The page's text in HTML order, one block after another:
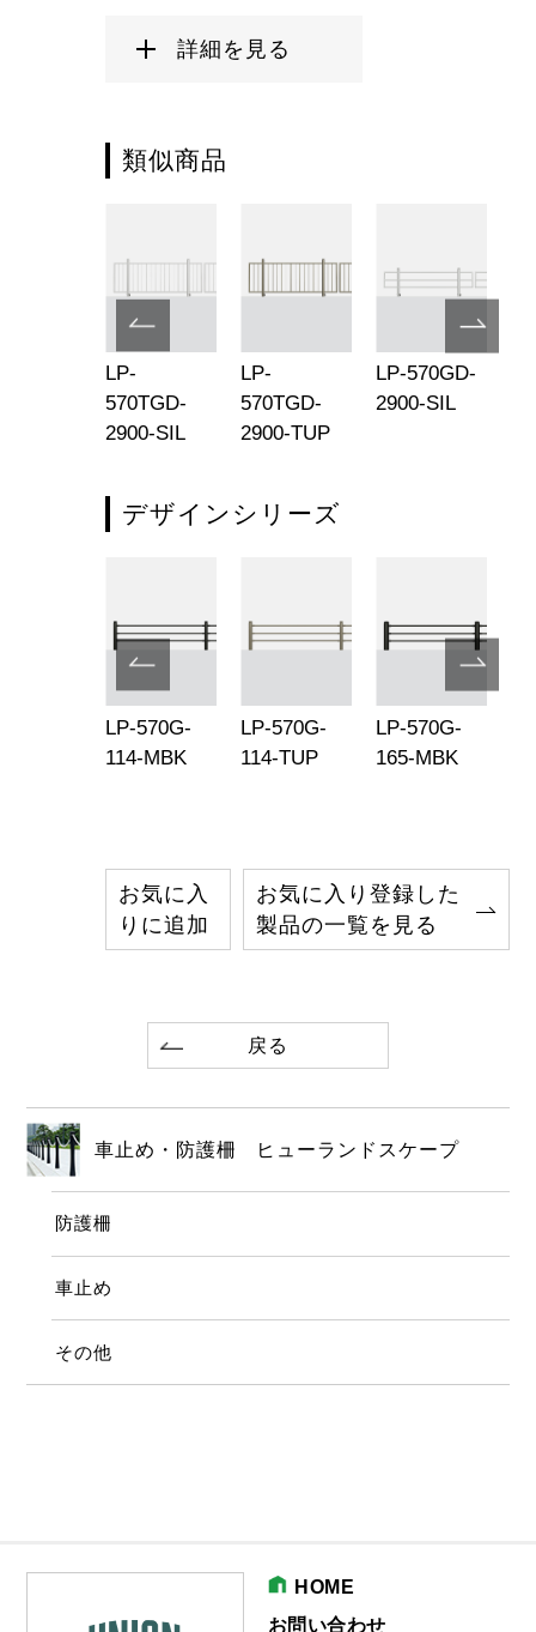
詳細を見る
類似商品
LP-
570TGD-
2900-SIL
LP-
570TGD-
2900-TUP
LP-570GD-
2900-SIL
デザインシリーズ
LP-570G-
114-MBK
LP-570G-
114-TUP
LP-570G-
165-MBK
お気に入
りに追加
お気に入り登録した
製品の一覧を見る
戻る
車止め・防護柵 ヒューランドスケープ
防護柵
車止め
その他
HOME
お問い合わせ